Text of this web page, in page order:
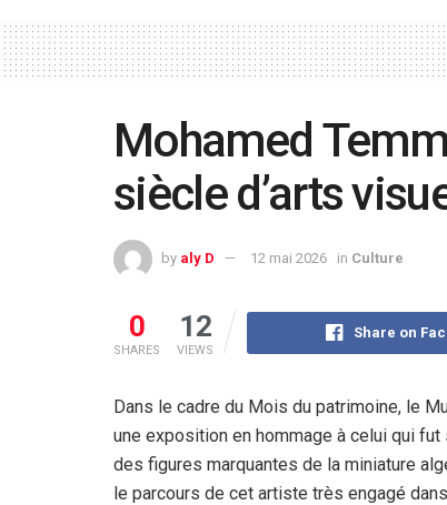
Mohamed
siècle d’arts
by aly D 12 mai 2026 in Culture
0
SHARES
12
VIEWS
Share on
Dans le cadre du Mois du patrimoine, le
une exposition en hommage à celui qui fut
des figures marquantes de la miniature
le parcours de cet artiste très engagé